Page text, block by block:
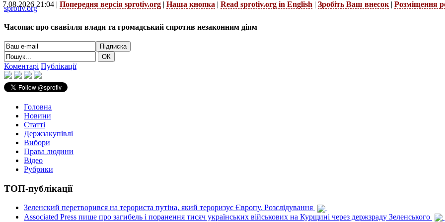
7.08.2026 21:04 | Попередня версія sprotiv.org | Наша кнопка | Read sprotiv.org in English | Зробіть Ваш внесок | Розміщення
sprotiv.org
Часопис про свавілля влади та громадський спротив незаконним діям
Коментарі Публікації
Головна
Новини
Статті
Держзакупівлі
Вибори
Права людини
Відео
Рубрики
ТОП-публікації
Зеленский перетворився на терориста путіна, який тероризує Європу. Розслідування
Associated Press пише про загибель і поранення тисяч українських військових на Курщині через держзраду Зеленського